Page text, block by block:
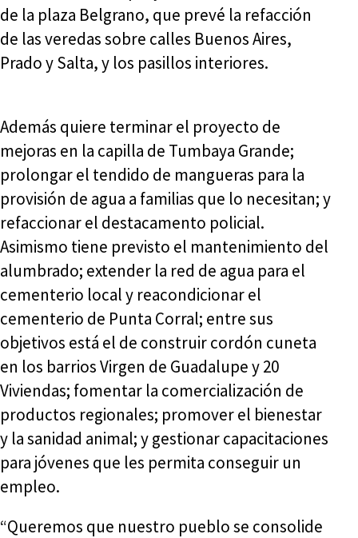
de la plaza Belgrano, que prevé la refacción
de las veredas sobre calles Buenos Aires,
Prado y Salta, y los pasillos interiores.
Además quiere terminar el proyecto de
mejoras en la capilla de Tumbaya Grande;
prolongar el tendido de mangueras para la
provisión de agua a familias que lo necesitan; y
refaccionar el destacamento policial.
Asimismo tiene previsto el mantenimiento del
alumbrado; extender la red de agua para el
cementerio local y reacondicionar el
cementerio de Punta Corral; entre sus
objetivos está el de construir cordón cuneta
en los barrios Virgen de Guadalupe y 20
Viviendas; fomentar la comercialización de
productos regionales; promover el bienestar
y la sanidad animal; y gestionar capacitaciones
para jóvenes que les permita conseguir un
empleo.
“Queremos que nuestro pueblo se consolide